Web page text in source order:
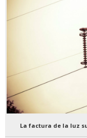
La factura de la luz